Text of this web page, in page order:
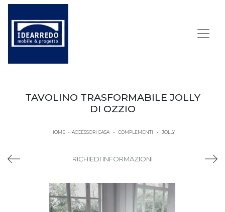
TAVOLINO TRASFORMABILE JOLLY
DI OZZIO
HOME - ACCESSORI CASA - COMPLEMENTI - JOLLY
RICHIEDI INFORMAZIONI